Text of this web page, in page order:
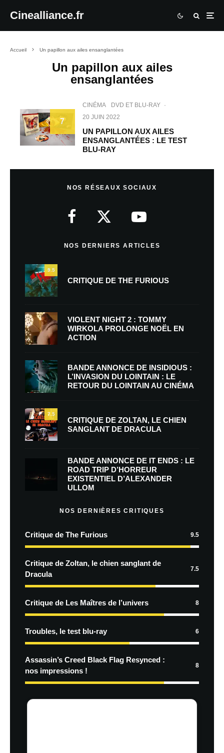
Cinealliance.fr
Accueil Un papillon aux ailes ensanglantées
Un papillon aux ailes
ensanglantées
7
CINÉMA DVD ET BLU-RAY ·
20 JUIN 2022
UN PAPILLON AUX AILES
ENSANGLANTÉES : LE TEST
BLU-RAY
NOS RÉSEAUX SOCIAUX
NOS DERNIERS ARTICLES
9.5
CRITIQUE DE THE FURIOUS
VIOLENT NIGHT 2 : TOMMY
WIRKOLA PROLONGE NOËL EN
ACTION
BANDE ANNONCE DE INSIDIOUS :
L’INVASION DU LOINTAIN : LE
RETOUR DU LOINTAIN AU CINÉMA
7.5
CRITIQUE DE ZOLTAN, LE CHIEN
SANGLANT DE DRACULA
BANDE ANNONCE DE IT ENDS : LE
ROAD TRIP D’HORREUR
EXISTENTIEL D’ALEXANDER
ULLOM
NOS DERNIÈRES CRITIQUES
Critique de The Furious 9.5
Critique de Zoltan, le chien sanglant de
Dracula
7.5
Critique de Les Maîtres de l’univers 8
Troubles, le test blu-ray 6
Assassin’s Creed Black Flag Resynced :
nos impressions !
8